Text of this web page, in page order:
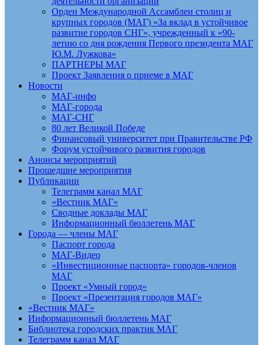
Орден Международной Ассамблеи столиц и
крупных городов (МАГ) «За вклад в устойчивое
развитие городов СНГ», учрежденный к «90-
летию со дня рождения Первого президента МАГ
Ю.М. Лужкова»
ПАРТНЕРЫ МАГ
Проект Заявления о приеме в МАГ
Новости
МАГ-инфо
МАГ-города
МАГ-СНГ
80 лет Великой Победе
Финансовый университет при Правительстве РФ
Форум устойчивого развития городов
Анонсы мероприятий
Прошедшие мероприятия
Публикации
Телеграмм канал МАГ
«Вестник МАГ»
Сводные доклады МАГ
Информационный бюллетень МАГ
Города — члены МАГ
Паспорт города
МАГ-Видео
«Инвестиционные паспорта» городов-членов
МАГ
Проект «Умный город»
Проект «Презентация городов МАГ»
«Вестник МАГ»
Информационный бюллетень МАГ
Библиотека городских практик МАГ
Телеграмм канал МАГ